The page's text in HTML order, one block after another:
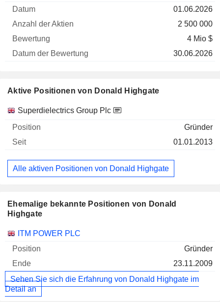
Unternehmen
Bewertung
01.06.2026
2 500 000
4 Mio $
30.06.2026
Aktive Positionen von Donald Highgate
Unternehmen Position Beginn
Superdielectrics Group Plc
Gründer
01.01.2013
Alle aktiven Positionen von Donald Highgate
Ehemalige bekannte Positionen von Donald
Highgate
Unternehmen Position
ITM POWER PLC
Gründer
23.11.2009
Sehen Sie sich die Erfahrung von Donald Highgate im
Detail an